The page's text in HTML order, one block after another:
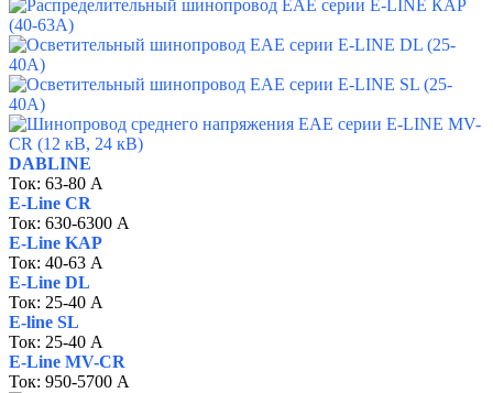
DABLINE
Ток: 63-80 А
E-Line CR
Ток: 630-6300 A
E-Line KAP
Ток: 40-63 А
E-Line DL
Ток: 25-40 А
E-line SL
Ток: 25-40 А
E-Line MV-CR
Ток: 950-5700 А